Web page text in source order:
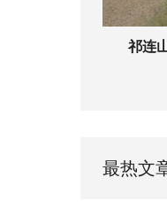
祁连
最热文